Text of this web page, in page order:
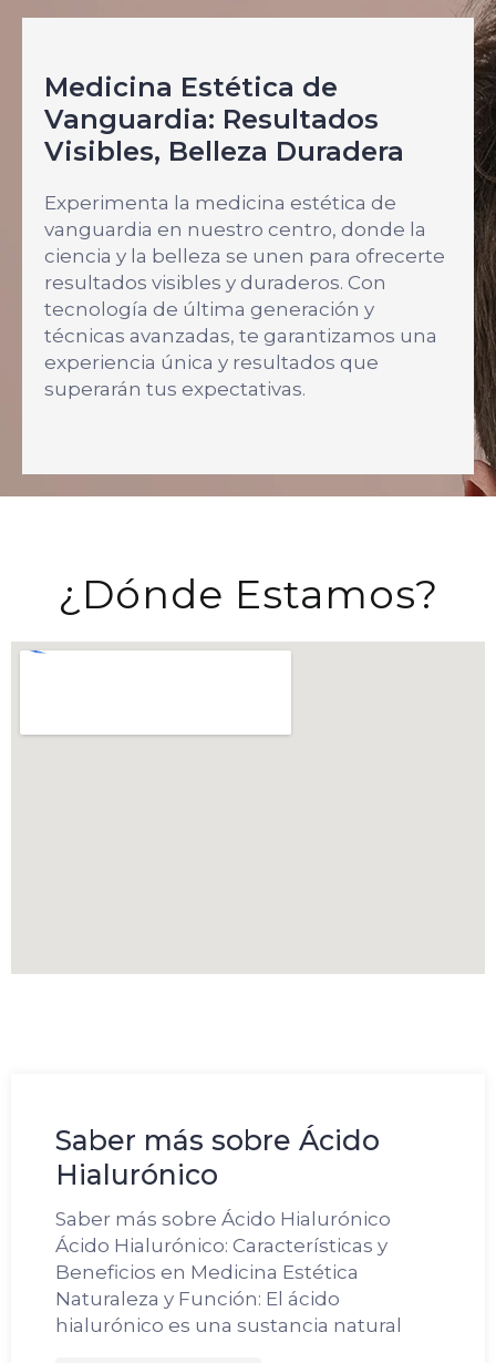
Medicina Estética de
Vanguardia: Resultados
Visibles, Belleza Duradera
Experimenta la medicina estética de
vanguardia en nuestro centro, donde la
ciencia y la belleza se unen para ofrecerte
resultados visibles y duraderos. Con
tecnología de última generación y
técnicas avanzadas, te garantizamos una
experiencia única y resultados que
superarán tus expectativas.
¿Dónde Estamos?
Saber más sobre Ácido
Hialurónico
Saber más sobre Ácido Hialurónico
Ácido Hialurónico: Características y
Beneficios en Medicina Estética
Naturaleza y Función: El ácido
hialurónico es una sustancia natural